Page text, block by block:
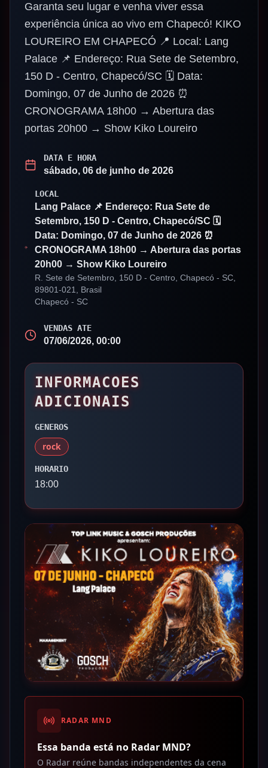
Garanta seu lugar e venha viver essa
experiência única ao vivo em Chapecó! KIKO
LOUREIRO EM CHAPECÓ 📍 Local: Lang
Palace 📌 Endereço: Rua Sete de Setembro,
150 D - Centro, Chapecó/SC 🗓️ Data:
Domingo, 07 de Junho de 2026 ⏰
CRONOGRAMA 18h00 → Abertura das
portas 20h00 → Show Kiko Loureiro
DATA E HORA
sábado, 06 de junho de 2026
LOCAL
Lang Palace 📌 Endereço: Rua Sete de
Setembro, 150 D - Centro, Chapecó/SC 🗓️
Data: Domingo, 07 de Junho de 2026 ⏰
CRONOGRAMA 18h00 → Abertura das portas
20h00 → Show Kiko Loureiro
R. Sete de Setembro, 150 D - Centro, Chapecó - SC,
89801-021, Brasil
Chapecó- SC
VENDAS ATE
07/06/2026, 00:00
INFORMACOES
ADICIONAIS
GENEROS
rock
HORARIO
18:00
RADAR MND
Essa banda está no Radar MND?
O Radar reúne bandas independentes da cena